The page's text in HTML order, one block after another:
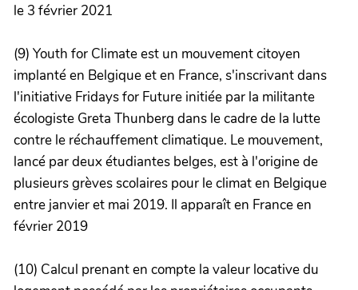
le 3 février 2021
(9) Youth for Climate est un mouvement citoyen
implanté en Belgique et en France, s'inscrivant dans
l'initiative Fridays for Future initiée par la militante
écologiste Greta Thunberg dans le cadre de la lutte
contre le réchauffement climatique. Le mouvement,
lancé par deux étudiantes belges, est à l'origine de
plusieurs grèves scolaires pour le climat en Belgique
entre janvier et mai 2019. Il apparaît en France en
février 2019
(10) Calcul prenant en compte la valeur locative du